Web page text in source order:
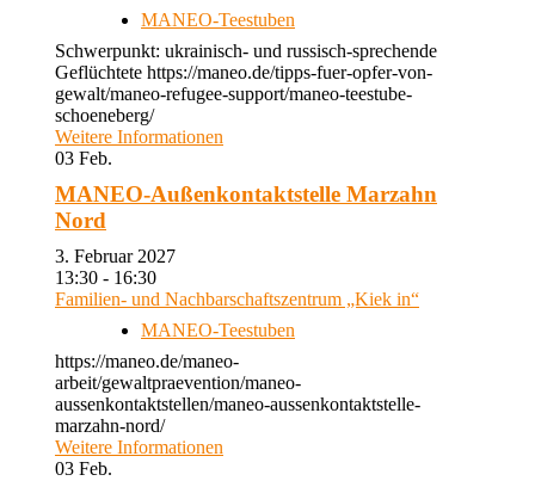
MANEO-Teestuben
Schwerpunkt: ukrainisch- und russisch-sprechende
Geflüchtete https://maneo.de/tipps-fuer-opfer-von-
gewalt/maneo-refugee-support/maneo-teestube-
schoeneberg/
Weitere Informationen
03 Feb.
MANEO-Außenkontaktstelle Marzahn
Nord
3. Februar 2027
13:30 - 16:30
Familien- und Nachbarschaftszentrum „Kiek in“
MANEO-Teestuben
https://maneo.de/maneo-
arbeit/gewaltpraevention/maneo-
aussenkontaktstellen/maneo-aussenkontaktstelle-
marzahn-nord/
Weitere Informationen
03 Feb.